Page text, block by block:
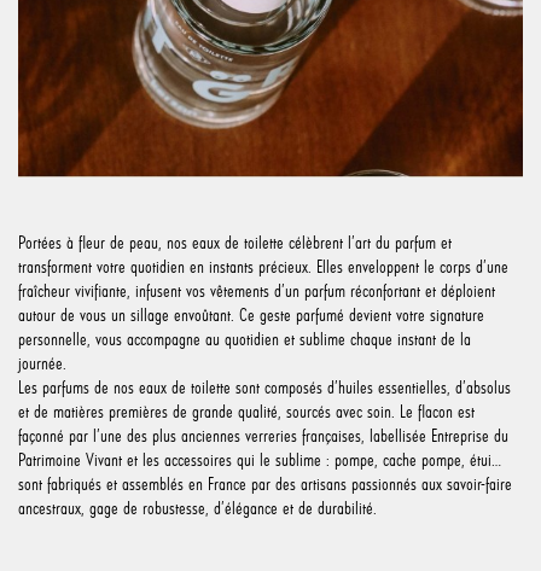
Portées à fleur de peau, nos eaux de toilette célèbrent l’art du parfum et
transforment votre quotidien en instants précieux. Elles enveloppent le corps d’une
fraîcheur vivifiante, infusent vos vêtements d’un parfum réconfortant et déploient
autour de vous un sillage envoûtant. Ce geste parfumé devient votre signature
personnelle, vous accompagne au quotidien et sublime chaque instant de la
journée.
Les parfums de nos eaux de toilette sont composés d’huiles essentielles, d’absolus
et de matières premières de grande qualité, sourcés avec soin. Le flacon est
façonné par l’une des plus anciennes verreries françaises, labellisée Entreprise du
Patrimoine Vivant et les accessoires qui le sublime : pompe, cache pompe, étui…
sont fabriqués et assemblés en France par des artisans passionnés aux savoir-faire
ancestraux, gage de robustesse, d’élégance et de durabilité.